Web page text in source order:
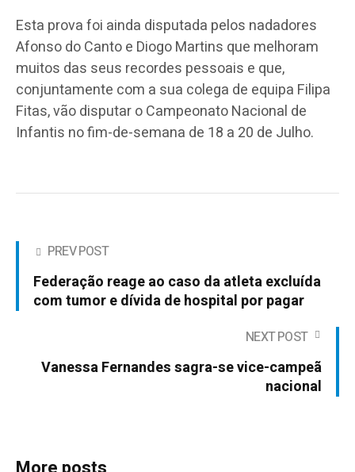
Esta prova foi ainda disputada pelos nadadores
Afonso do Canto e Diogo Martins que melhoram
muitos das seus recordes pessoais e que,
conjuntamente com a sua colega de equipa Filipa
Fitas, vão disputar o Campeonato Nacional de
Infantis no fim-de-semana de 18 a 20 de Julho.
PREV POST
Federação reage ao caso da atleta excluída
com tumor e dívida de hospital por pagar
NEXT POST
Vanessa Fernandes sagra-se vice-campeã
nacional